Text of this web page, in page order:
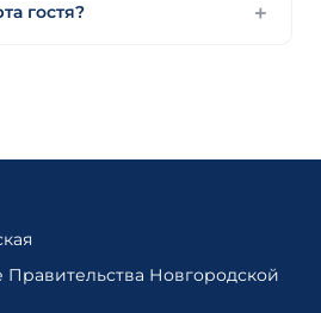
гостя?
Новгородской